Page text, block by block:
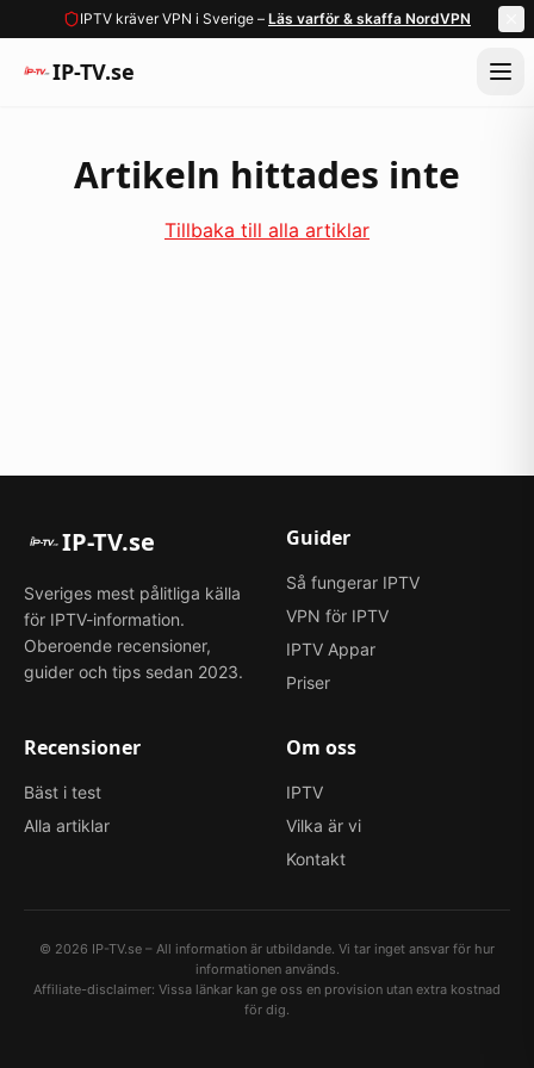
IPTV kräver VPN i Sverige – Läs varför & skaffa NordVPN
IP-TV.se
Artikeln hittades inte
Tillbaka till alla artiklar
IP-TV.se
Sveriges mest pålitliga källa
för IPTV-information.
Oberoende recensioner,
guider och tips sedan 2023.
Guider
Så fungerar IPTV
VPN för IPTV
IPTV Appar
Priser
Recensioner
Bäst i test
Alla artiklar
Om oss
IPTV
Vilka är vi
Kontakt
© 2026 IP-TV.se – All information är utbildande. Vi tar inget ansvar för hur
informationen används.
Affiliate-disclaimer: Vissa länkar kan ge oss en provision utan extra kostnad
för dig.